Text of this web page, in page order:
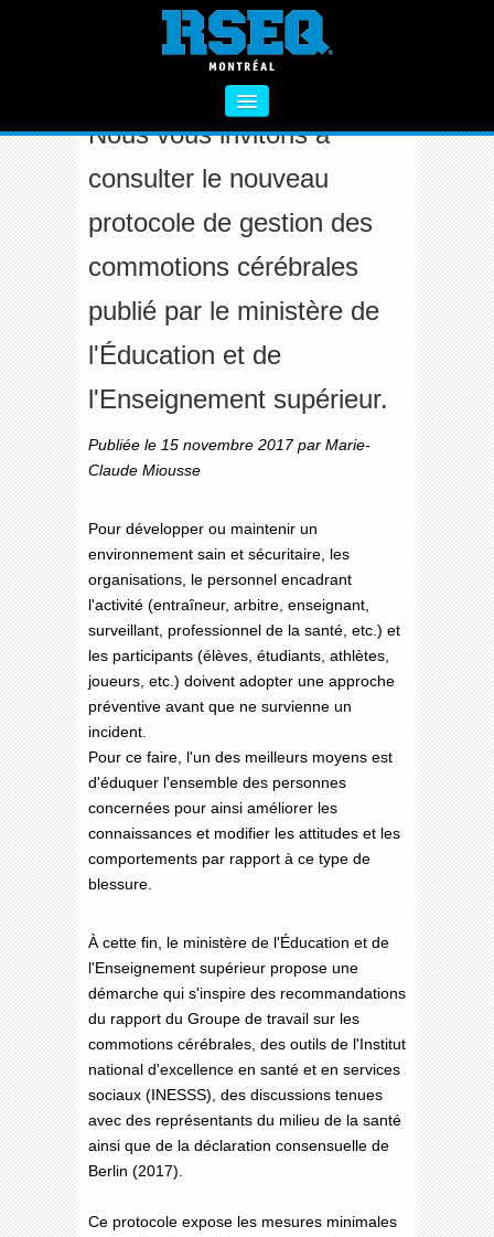
À PROPOS
SECTEUR PRIMAIRE
SECTEUR SECONDAIRE
VIE SAINE
FORMATIONS
ACTIVITÉS COMPLÉMENTAIRES
NOUS CONTACTER
PROTOCOLE DE GESTION DES COMMOTIONS
Nous vous invitons à
consulter le nouveau
protocole de gestion des
commotions cérébrales
publié par le ministère de
l'Éducation et de
l'Enseignement supérieur.
Publiée le 15 novembre 2017 par Marie-
Claude Miousse
Pour développer ou maintenir un
environnement sain et sécuritaire, les
organisations, le personnel encadrant
l'activité (entraîneur, arbitre, enseignant,
surveillant, professionnel de la santé, etc.) et
les participants (élèves, étudiants, athlètes,
joueurs, etc.) doivent adopter une approche
préventive avant que ne survienne un
incident.
Pour ce faire, l'un des meilleurs moyens est
d'éduquer l'ensemble des personnes
concernées pour ainsi améliorer les
connaissances et modifier les attitudes et les
comportements par rapport à ce type de
blessure.
À cette fin, le ministère de l'Éducation et de
l'Enseignement supérieur propose une
démarche qui s'inspire des recommandations
du rapport du Groupe de travail sur les
commotions cérébrales, des outils de l'Institut
national d'excellence en santé et en services
sociaux (INESSS), des discussions tenues
avec des représentants du milieu de la santé
ainsi que de la déclaration consensuelle de
Berlin (2017).
Ce protocole expose les mesures minimales